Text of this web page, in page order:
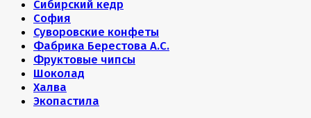
Сибирский кедр
София
Суворовские конфеты
Фабрика Берестова А.С.
Фруктовые чипсы
Шоколад
Халва
Экопастила